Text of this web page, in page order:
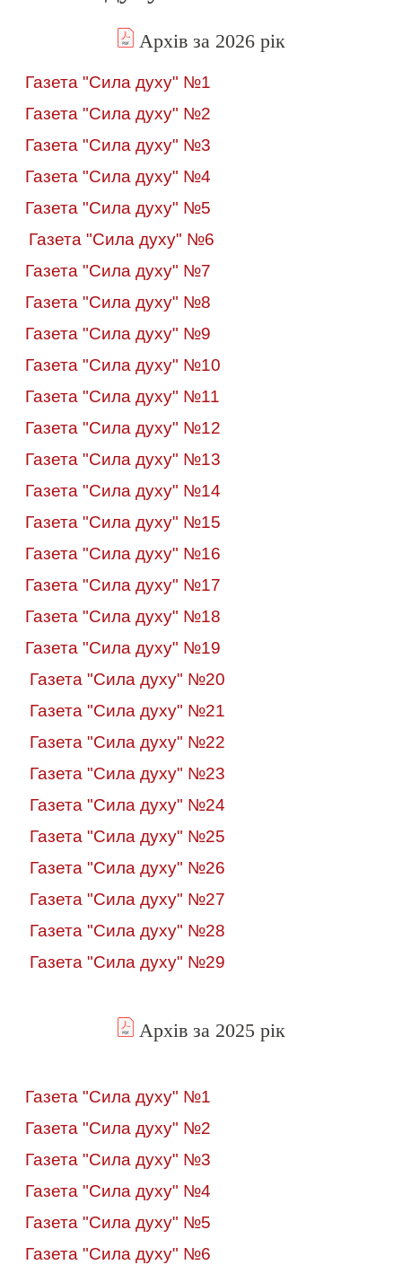
Архів за 2026 рік
Газета "Сила духу" №1
Газета "Сила духу" №2
Газета "Сила духу" №3
Газета "Сила духу" №4
Газета "Сила духу" №5
Газета "Сила духу" №6
Газета "Сила духу" №7
Газета "Сила духу" №8
Газета "Сила духу" №9
Газета "Сила духу" №10
Газета "Сила духу" №11
Газета "Сила духу" №12
Газета "Сила духу" №13
Газета "Сила духу" №14
Газета "Сила духу" №15
Газета "Сила духу" №16
Газета "Сила духу" №17
Газета "Сила духу" №18
Газета "Сила духу" №19
Газета "Сила духу" №20
Газета "Сила духу" №21
Газета "Сила духу" №22
Газета "Сила духу" №23
Газета "Сила духу" №24
Газета "Сила духу" №25
Газета "Сила духу" №26
Газета "Сила духу" №27
Газета "Сила духу" №28
Газета "Сила духу" №29
Архів за 2025 рік
Газета "Сила духу" №1
Газета "Сила духу" №2
Газета "Сила духу" №3
Газета "Сила духу" №4
Газета "Сила духу" №5
Газета "Сила духу" №6